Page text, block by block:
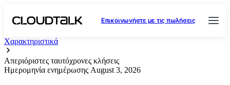
Επικοινωνήστε με τις πωλήσεις
Χαρακτηριστικά
Απεριόριστες ταυτόχρονες κλήσεις
Ημερομηνία ενημέρωσης August 3, 2026